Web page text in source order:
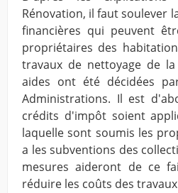
Rénovation, il faut soulever
financières qui peuvent
propriétaires des
travaux de nettoyage de
aides ont été décidées
Administrations. Il est
crédits d'impôt soient
laquelle sont soumis les
a les subventions des
mesures aideront de ce
réduire les coûts des